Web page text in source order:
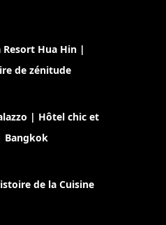
Resort Hua Hin |
de zénitude
| Hôtel chic et
Bangkok
de la Cuisine